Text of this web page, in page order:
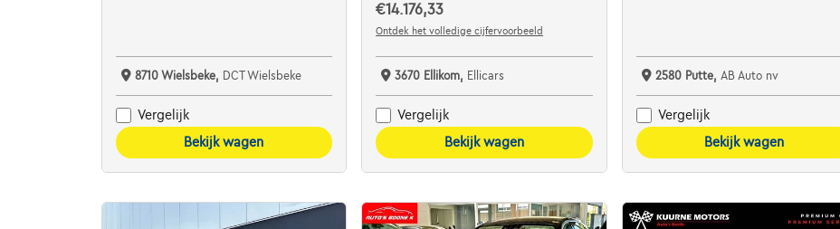
8710 Wielsbeke, DCT Wielsbeke
Vergelijk
Bekijk wagen
€14.176,33
Ontdek het volledige cijfervoorbeeld
3670 Ellikom, Ellicars
Vergelijk
Bekijk wagen
2580 Putte, AB Auto nv
Vergelijk
Bekijk wagen